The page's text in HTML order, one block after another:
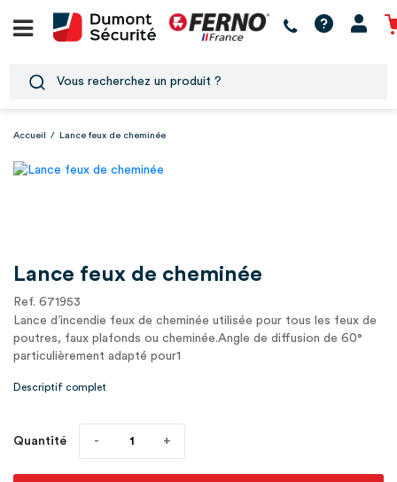
Accueil / Lance feux de cheminée
Lance feux de cheminée
Ref. 671953
Lance d’incendie feux de cheminée utilisée pour tous les feux de
poutres, faux plafonds ou cheminée.Angle de diffusion de 60°
particulièrement adapté pour1
Descriptif complet
Quantité